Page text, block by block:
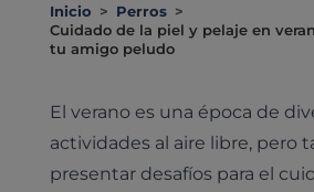
Inicio > Perros >
Cuidado de la piel y pelaje en
tu amigo peludo
El verano es una época de
actividades al aire libre, pero
presentar desafíos para el